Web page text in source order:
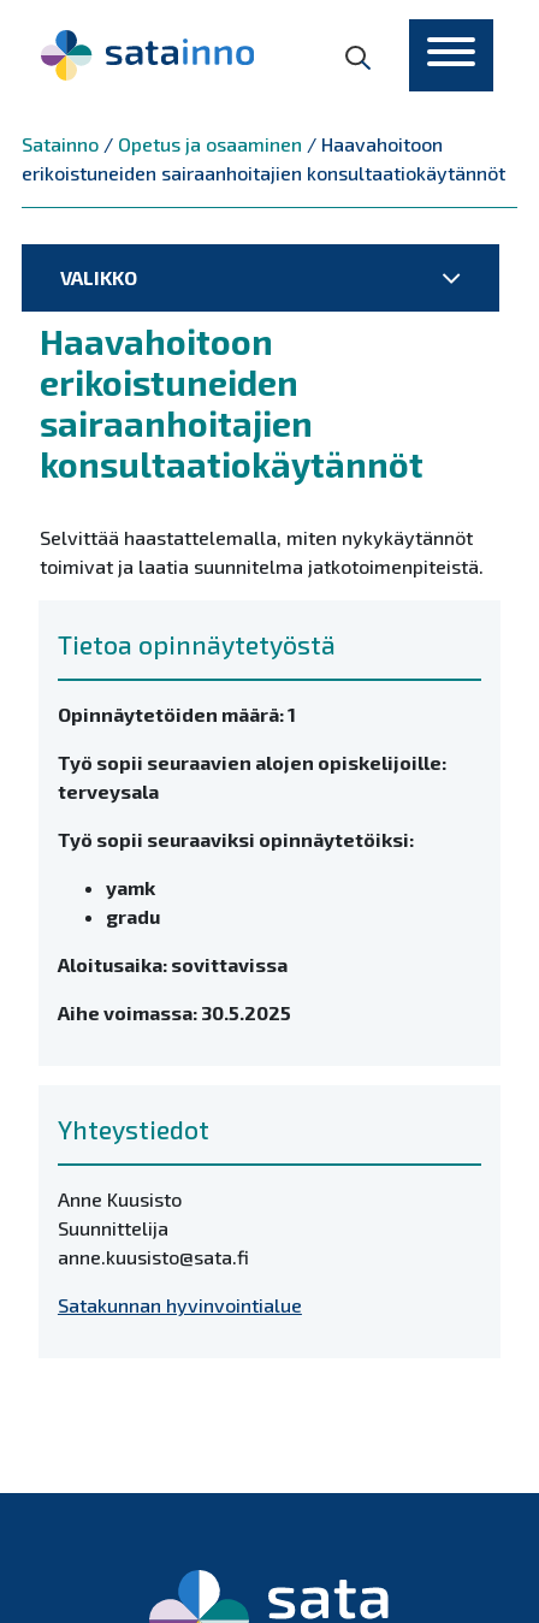
Satainno/ Opetus ja osaaminen / Haavahoitoon
erikoistuneiden sairaanhoitajien konsultaatiokäytännöt
VALIKKO
Haavahoitoon
erikoistuneiden
sairaanhoitajien
konsultaatiokäytännöt
Selvittää haastattelemalla, miten nykykäytännöt
toimivat ja laatia suunnitelma jatkotoimenpiteistä.
Tietoa opinnäytetyöstä
Opinnäytetöiden määrä: 1
Työ sopii seuraavien alojen opiskelijoille:
terveysala
Työ sopii seuraaviksi opinnäytetöiksi:
yamk
gradu
Aloitusaika: sovittavissa
Aihe voimassa: 30.5.2025
Yhteystiedot
Anne Kuusisto
Suunnittelija
anne.kuusisto@sata.fi
Satakunnan hyvinvointialue